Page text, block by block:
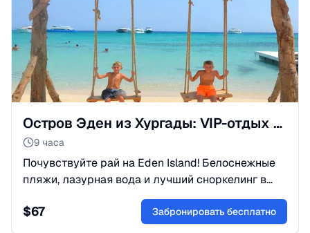
Остров Эден из Хургады: VIP-отдых и коралловые рифы
9 часа
Почувствуйте рай на Eden Island! Белоснежные
пляжи, лазурная вода и лучший сноркелинг в
Красном море. Включен обед и трансфер.
Бронируйте ваш идеальный релакс-тур!
$67 Забронировать бесплатно